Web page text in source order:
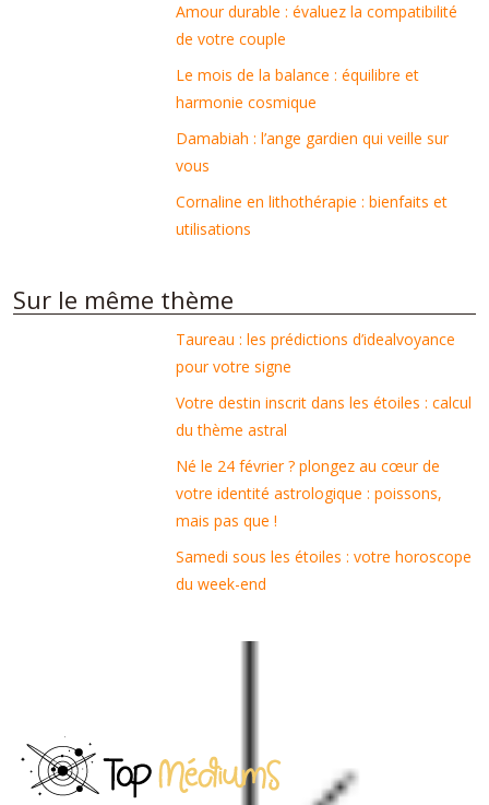
Amour durable : évaluez la compatibilité
de votre couple
Le mois de la balance : équilibre et
harmonie cosmique
Damabiah : l’ange gardien qui veille sur
vous
Cornaline en lithothérapie : bienfaits et
utilisations
Sur le même thème
Taureau : les prédictions d’idealvoyance
pour votre signe
Votre destin inscrit dans les étoiles : calcul
du thème astral
Né le 24 février ? plongez au cœur de
votre identité astrologique : poissons,
mais pas que !
Samedi sous les étoiles : votre horoscope
du week-end